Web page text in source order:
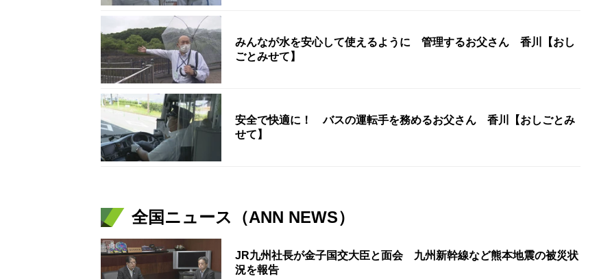
みんなが水を安心して使えるように 管理するお父さん 香川【おし
ごとみせて】
安全で快適に！ バスの運転手を務めるお父さん 香川【おしごとみ
せて】
全国ニュース（ANN NEWS）
JR九州社長が金子国交大臣と面会 九州新幹線など熊本地震の被災状
況を報告